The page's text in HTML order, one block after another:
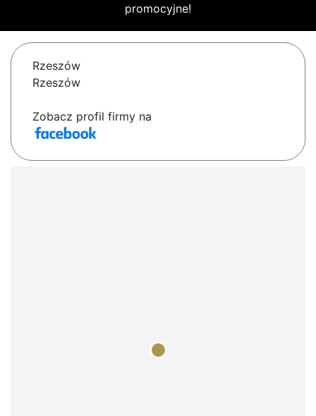
promocyjne!
Rzeszów
Rzeszów
Zobacz profil firmy na